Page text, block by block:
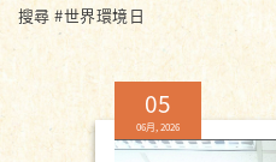
搜尋 #世界環境日
05
06月, 2026